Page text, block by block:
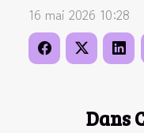
Dans
16 mai 2026 10:28